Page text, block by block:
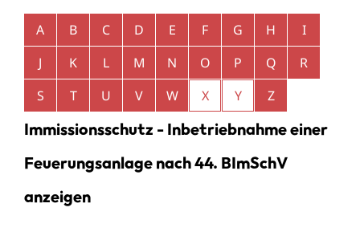
Alphabetisches Register überspringen
A B C D E F G H
I
J
K L M N O P Q
R
S
T U V W X Y Z
Immissionsschutz - Inbetriebnahme einer
Feuerungsanlage nach 44. BImSchV
anzeigen